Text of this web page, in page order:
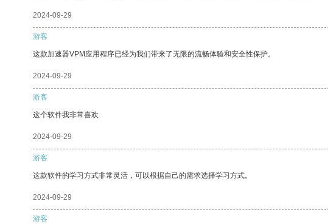
2024-09-29
游客
这款加速器VPM应用程序已经为我们带来了无限的流畅体验和安全性保护。
2024-09-29
游客
这个软件我非常喜欢
2024-09-29
游客
这款软件的学习方式非常灵活，可以根据自己的需求选择学习方式。
2024-09-29
游客